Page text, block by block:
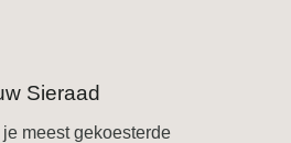
Sieraad
meest gekoesterde